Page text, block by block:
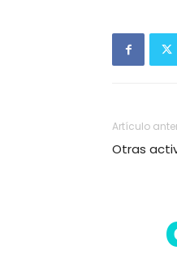
Artículo
Otras